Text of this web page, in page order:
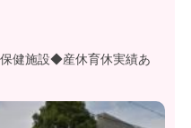
健施設◆産休育休実績あ